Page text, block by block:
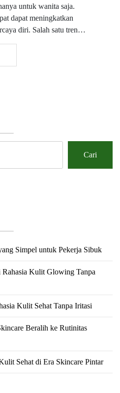
untuk wanita saja.
dapat meningkatkan
diri. Salah satu tren…
Cari
Simpel untuk Pekerja Sibuk
Kulit Glowing Tanpa
Kulit Sehat Tanpa Iritasi
Beralih ke Rutinitas
Sehat di Era Skincare Pintar